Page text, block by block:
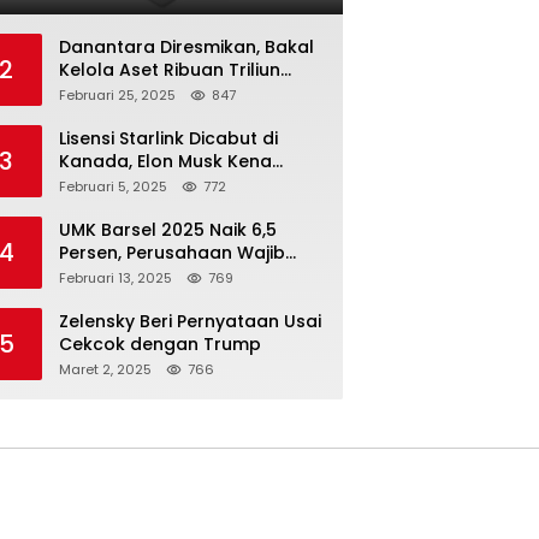
2
Danantara Diresmikan, Bakal
Kelola Aset Ribuan Triliun
Rupiah dari 7 BUMN
Februari 25, 2025 847
3
Lisensi Starlink Dicabut di
Kanada, Elon Musk Kena
Imbas ‘Perang Dagang’
Februari 5, 2025 772
4
UMK Barsel 2025 Naik 6,5
Persen, Perusahaan Wajib
Taat
Februari 13, 2025 769
5
Zelensky Beri Pernyataan Usai
Cekcok dengan Trump
Maret 2, 2025 766